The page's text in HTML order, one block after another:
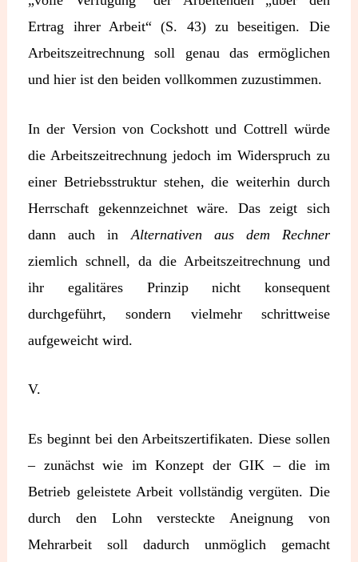
Ertrag ihrer Arbeit“ (S. 43) zu beseitigen. Die
Arbeitszeitrechnung soll genau das ermöglichen
und hier ist den beiden vollkommen zuzustimmen.
In der Version von Cockshott und Cottrell würde
die Arbeitszeitrechnung jedoch im Widerspruch zu
einer Betriebsstruktur stehen, die weiterhin durch
Herrschaft gekennzeichnet wäre. Das zeigt sich
dann auch in Alternativen aus dem Rechner
ziemlich schnell, da die Arbeitszeitrechnung und
ihr egalitäres Prinzip nicht konsequent
durchgeführt, sondern vielmehr schrittweise
aufgeweicht wird.
V.
Es beginnt bei den Arbeitszertifikaten. Diese sollen
– zunächst wie im Konzept der GIK – die im
Betrieb geleistete Arbeit vollständig vergüten. Die
durch den Lohn versteckte Aneignung von
Mehrarbeit soll dadurch unmöglich gemacht